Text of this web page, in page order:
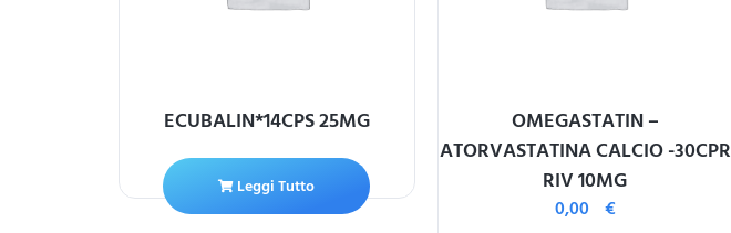
ECUBALIN*14CPS 25MG
Leggi Tutto
OMEGASTATIN –
ATORVASTATINA CALCIO -30CPR
RIV 10MG
0,00 €